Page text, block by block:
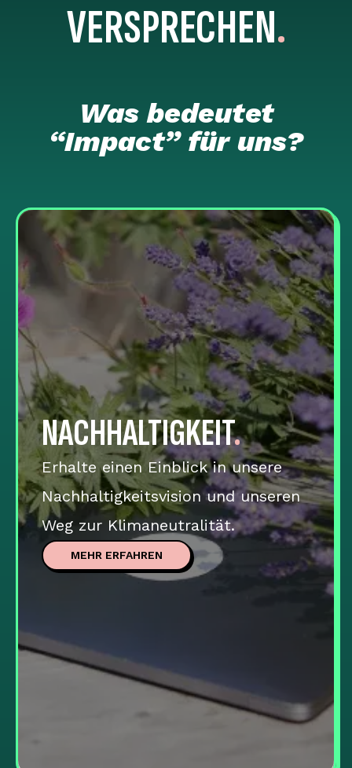
VERSPRECHEN.
Was bedeutet
“Impact” für uns?
NACHHALTIGKEIT.
Erhalte einen Einblick in unsere
Nachhaltigkeitsvision und unseren
Weg zur Klimaneutralität.
MEHR ERFAHREN